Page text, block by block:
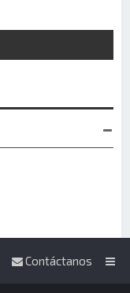
Contáctanos